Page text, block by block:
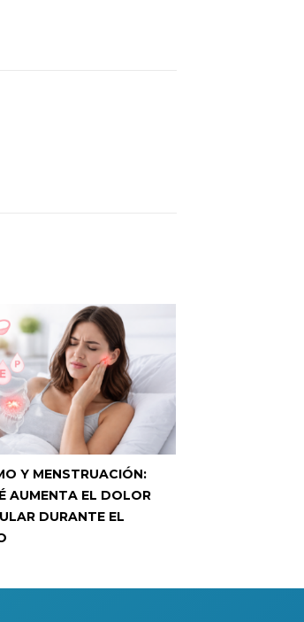
Y MENSTRUACIÓN:
AUMENTA EL DOLOR
DURANTE EL